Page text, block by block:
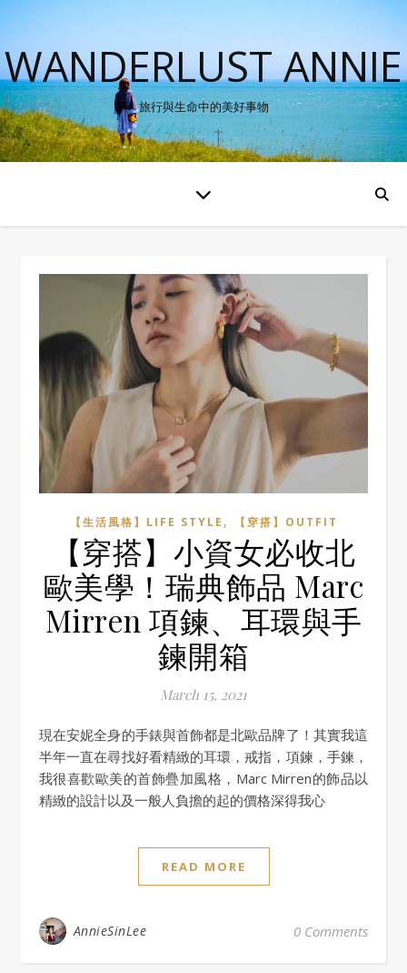
WANDERLUST ANNIE
旅行與生命中的美好事物
【生活風格】LIFE STYLE , 【穿搭】OUTFIT
【穿搭】小資女必收北
歐美學！瑞典飾品 Marc
Mirren 項鍊、耳環與手
鍊開箱
March 15, 2021
現在安妮全身的手錶與首飾都是北歐品牌了！其實我這
半年一直在尋找好看精緻的耳環，戒指，項鍊，手鍊，
我很喜歡歐美的首飾疊加風格，Marc Mirren的飾品以
精緻的設計以及一般人負擔的起的價格深得我心
READ MORE
AnnieSinLee 0 Comments